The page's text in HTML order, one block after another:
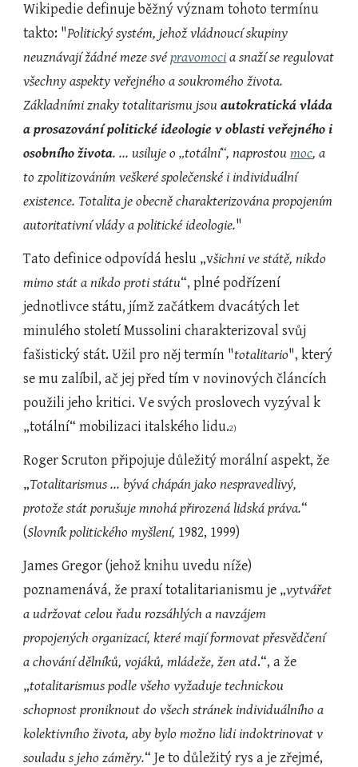
Wikipedie definuje běžný význam tohoto termínu
takto: "Politický systém, jehož vládnoucí skupiny
neuznávají žádné meze svépravomoci a snaží se regulovat
všechny aspekty veřejného a soukromého života.
Základními znaky totalitarismu jsou autokratická vláda
a prosazování politické ideologie v oblasti veřejného i
osobního života. ... usiluje o „totální“, naprostou moc, a
to zpolitizováním veškeré společenské i individuální
existence. Totalita je obecně charakterizována propojením
autoritativní vlády a politické ideologie."
Tato definice odpovídá heslu „všichni ve státě, nikdo
mimo stát a nikdo proti státu“, plné podřízení
jednotlivce státu, jímž začátkem dvacátých let
minulého století Mussolini charakterizoval svůj
fašistický stát. Užil pro něj termín "totalitario", který
se mu zalíbil, ač jej před tím v novinových článcích
použili jeho kritici. Ve svých proslovech vyzýval k
„totální“ mobilizaci italského lidu.2)
Roger Scruton připojuje důležitý morální aspekt, že
„Totalitarismus ... bývá chápán jako nespravedlivý,
protože stát porušuje mnohá přirozená lidská práva.“
(Slovník politického myšlení, 1982, 1999)
James Gregor (jehož knihu uvedu níže)
poznamenává, že praxí totalitarianismu je „vytvářet
a udržovat celou řadu rozsáhlých a navzájem
propojených organizací, které mají formovat přesvědčení
a chování dělníků, vojáků, mládeže, žen atd.“, a že
„totalitarismus podle všeho vyžaduje technickou
schopnost proniknout do všech stránek individuálního a
kolektivního života, aby bylo možno lidi indoktrinovat v
souladu s jeho záměry.“ Je to důležitý rys a je zřejmé,